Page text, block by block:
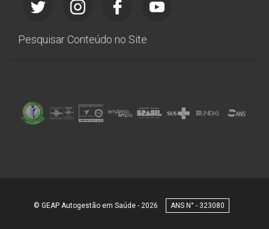
Pesquisar Conteúdo no Site
© GEAP Autogestão em Saúde - 2026 323080